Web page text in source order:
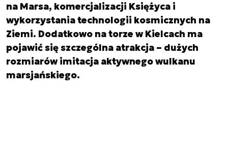
na Marsa, komercjalizacji Księżyca i
wykorzystania technologii kosmicznych na
Ziemi. Dodatkowo na torze w Kielcach ma
pojawić się szczególna atrakcja – dużych
rozmiarów imitacja aktywnego wulkanu
marsjańskiego.